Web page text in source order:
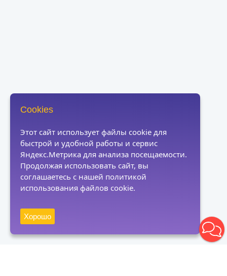
Cookies
Этот сайт использует файлы cookie для
быстрой и удобной работы и сервис
Яндекс.Метрика для анализа посещаемости.
Продолжая использовать сайт, вы
соглашаетесь с нашей политикой
использования файлов cookie.
Хорошо